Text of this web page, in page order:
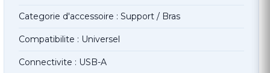
Categorie d'accessoire : Support / Bras
Compatibilite : Universel
Connectivite : USB-A